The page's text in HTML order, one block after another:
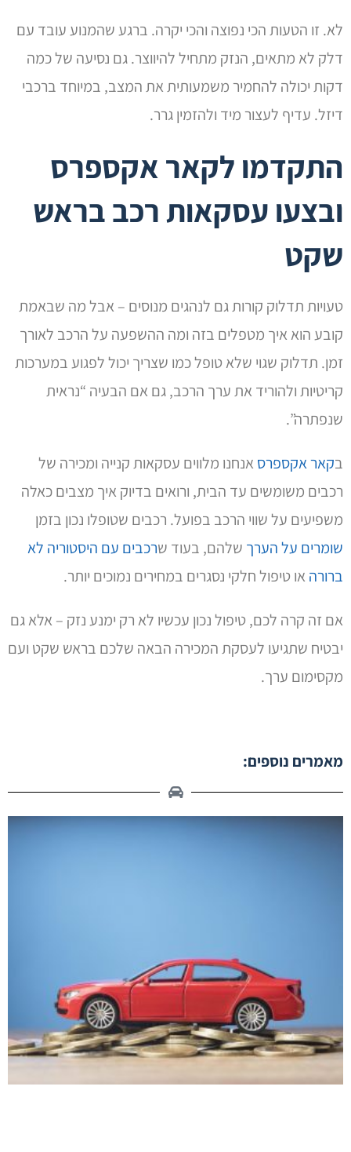
לא. זו הטעות הכי נפוצה והכי יקרה. ברגע שהמנוע עובד עם
דלק לא מתאים, הנזק מתחיל להיווצר. גם נסיעה של כמה
דקות יכולה להחמיר משמעותית את המצב, במיוחד ברכבי
דיזל. עדיף לעצור מיד ולהזמין גרר.
התקדמו לקאר אקספרס
ובצעו עסקאות רכב בראש
שקט
טעויות תדלוק קורות גם לנהגים מנוסים – אבל מה שבאמת
קובע הוא איך מטפלים בזה ומה ההשפעה על הרכב לאורך
זמן. תדלוק שגוי שלא טופל כמו שצריך יכול לפגוע במערכות
קריטיות ולהוריד את ערך הרכב, גם אם הבעיה “נראית
שנפתרה”.
בקאר אקספרס אנחנו מלווים עסקאות קנייה ומכירה של
רכבים משומשים עד הבית, ורואים בדיוק איך מצבים כאלה
משפיעים על שווי הרכב בפועל. רכבים שטופלו נכון בזמן
שומרים על הערך שלהם, בעוד שרכבים עם היסטוריה לא
ברורה או טיפול חלקי נסגרים במחירים נמוכים יותר.
אם זה קרה לכם, טיפול נכון עכשיו לא רק ימנע נזק – אלא גם
יבטיח שתגיעו לעסקת המכירה הבאה שלכם בראש שקט ועם
מקסימום ערך.
מאמרים נוספים: